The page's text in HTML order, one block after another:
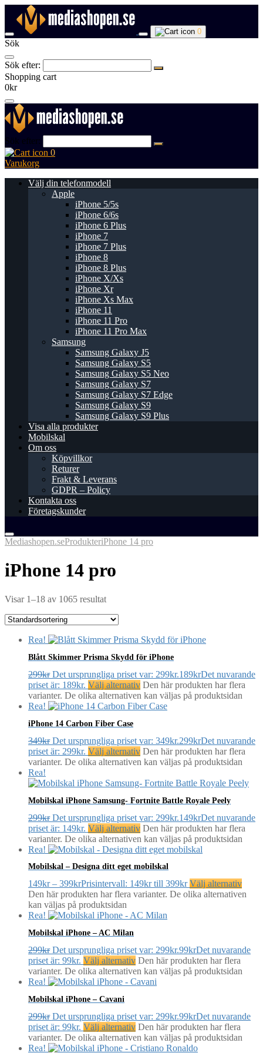
0
Sök
Sök efter:
Shopping cart
0kr
Sök efter:
0
Varukorg
Välj din telefonmodell
Apple
iPhone 5/5s
iPhone 6/6s
iPhone 6 Plus
iPhone 7
iPhone 7 Plus
iPhone 8
iPhone 8 Plus
iPhone X/Xs
iPhone Xr
iPhone Xs Max
iPhone 11
iPhone 11 Pro
iPhone 11 Pro Max
Samsung
Samsung Galaxy J5
Samsung Galaxy S5
Samsung Galaxy S5 Neo
Samsung Galaxy S7
Samsung Galaxy S7 Edge
Samsung Galaxy S9
Samsung Galaxy S9 Plus
Visa alla produkter
Mobilskal
Om oss
Köpvillkor
Returer
Frakt & Leverans
GDPR – Policy
Kontakta oss
Företagskunder
Mediashopen.seProdukteriPhone 14 pro
iPhone 14 pro
Visar 1–18 av 1065 resultat
Rea!
Blått Skimmer Prisma Skydd för iPhone
299kr Det ursprungliga priset var: 299kr.189krDet nuvarande
priset är: 189kr. Välj alternativ Den här produkten har flera
varianter. De olika alternativen kan väljas på produktsidan
Rea!
iPhone 14 Carbon Fiber Case
349kr Det ursprungliga priset var: 349kr.299krDet nuvarande
priset är: 299kr. Välj alternativ Den här produkten har flera
varianter. De olika alternativen kan väljas på produktsidan
Rea!
Mobilskal iPhone Samsung- Fortnite Battle Royale Peely
299kr Det ursprungliga priset var: 299kr.149krDet nuvarande
priset är: 149kr. Välj alternativ Den här produkten har flera
varianter. De olika alternativen kan väljas på produktsidan
Rea!
Mobilskal – Designa ditt eget mobilskal
149kr – 399krPrisintervall: 149kr till 399kr Välj alternativ
Den här produkten har flera varianter. De olika alternativen
kan väljas på produktsidan
Rea!
Mobilskal iPhone – AC Milan
299kr Det ursprungliga priset var: 299kr.99krDet nuvarande
priset är: 99kr. Välj alternativ Den här produkten har flera
varianter. De olika alternativen kan väljas på produktsidan
Rea!
Mobilskal iPhone – Cavani
299kr Det ursprungliga priset var: 299kr.99krDet nuvarande
priset är: 99kr. Välj alternativ Den här produkten har flera
varianter. De olika alternativen kan väljas på produktsidan
Rea!